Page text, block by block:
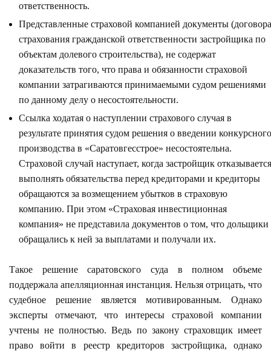
ответственность.
Представленные страховой компанией документы (договора
страхования гражданской ответственности застройщика по
объектам долевого строительства), не содержат
доказательств того, что права и обязанности страховой
компании затрагиваются принимаемыми судом решениями
по данному делу о несостоятельности.
Ссылка ходатая о наступлении страхового случая в
результате принятия судом решения о введении конкурсного
производства в «Саратовгесстрое» несостоятельна.
Страховой случай наступает, когда застройщик отказывается
выполнять обязательства перед кредиторами и кредиторы
обращаются за возмещением убытков в страховую
компанию. При этом «Страховая инвестиционная
компания» не представила документов о том, что дольщики
обращались к ней за выплатами и получали их.
Такое решение саратовского суда в полном объеме
поддержала апелляционная инстанция. Нельзя отрицать, что
судебное решение является мотивированным. Однако
эксперты отмечают, что интересы страховой компании
учтены не полностью. Ведь по закону страховщик имеет
право войти в реестр кредиторов застройщика, однако